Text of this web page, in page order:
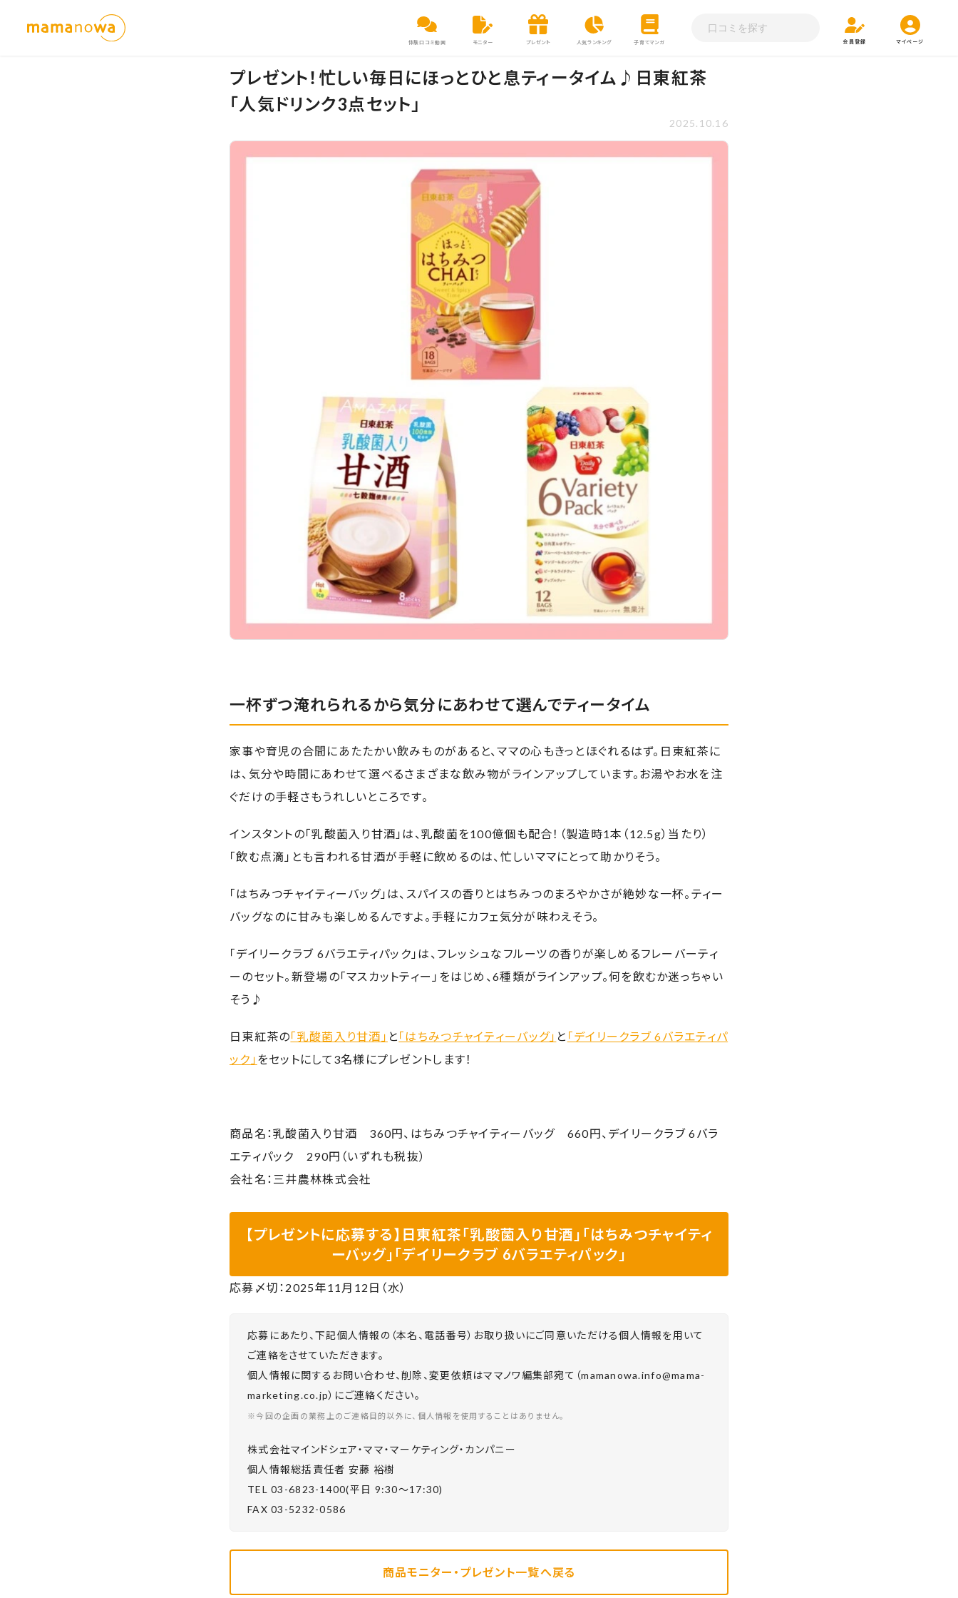
体験口コミ動画 モニター プレゼント 人気ランキング 子育てマンガ 会員登録 マイページ
プレゼント！忙しい毎日にほっとひと息ティータイム♪日東紅茶
「人気ドリンク3点セット」
2025.10.16
一杯ずつ淹れられるから気分にあわせて選んでティータイム
家事や育児の合間にあたたかい飲みものがあると、ママの心もきっとほぐれるはず。日東紅茶に
は、気分や時間にあわせて選べるさまざまな飲み物がラインアップしています。お湯やお水を注
ぐだけの手軽さもうれしいところです。
インスタントの「乳酸菌入り甘酒」は、乳酸菌を100億個も配合！（製造時1本（12.5g）当たり）
「飲む点滴」とも言われる甘酒が手軽に飲めるのは、忙しいママにとって助かりそう。
「はちみつチャイティーバッグ」は、スパイスの香りとはちみつのまろやかさが絶妙な一杯。ティー
バッグなのに甘みも楽しめるんですよ。手軽にカフェ気分が味わえそう。
「デイリークラブ 6バラエティパック」は、フレッシュなフルーツの香りが楽しめるフレーバーティ
ーのセット。新登場の「マスカットティー」をはじめ、6種類がラインアップ。何を飲むか迷っちゃい
そう♪
日東紅茶の「乳酸菌入り甘酒」 と 「はちみつチャイティーバッグ」 と 「デイリークラブ 6バラエティパ
ック」 をセットにして3名様にプレゼントします！
商品名：乳酸菌入り甘酒 360円、はちみつチャイティーバッグ 660円、デイリークラブ 6バラ
エティパック 290円（いずれも税抜）
会社名：三井農林株式会社
【プレゼントに応募する】日東紅茶「乳酸菌入り甘酒」「はちみつチャイティ
ーバッグ」「デイリークラブ 6バラエティパック」
応募〆切：2025年11月12日（水）
応募にあたり、下記個人情報の（本名、電話番号）お取り扱いにご同意いただける個人情報を用いて
ご連絡をさせていただきます。
個人情報に関するお問い合わせ、削除、変更依頼はママノワ編集部宛て（mamanowa.info@mama-
marketing.co.jp）にご連絡ください。
※今回の企画の業務上のご連絡目的以外に、個人情報を使用することはありません。
株式会社マインドシェア・ママ・マーケティング・カンパニー
個⼈情報総括責任者 安藤 裕樹
TEL 03-6823-1400(平⽇ 9:30〜17:30)
FAX 03-5232-0586
商品モニター・プレゼント一覧へ戻る